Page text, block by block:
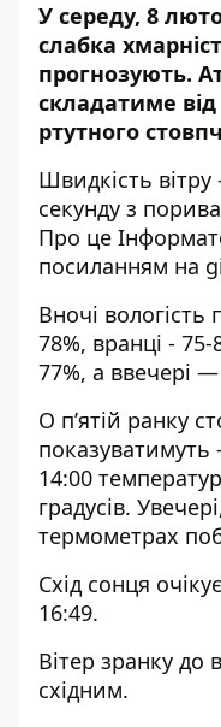
У середу, 8
слабка
прогнозують.
складатиме від
ртутного
Швидкість вітру
секунду з
Про це
посиланням на
Вночі вологість
78%, вранці -
77%, а ввечері
О п’ятій ранку
показуватимуть
14:00
градусів.
термометрах
Схід сонця
16:49.
Вітер зранку до
східним.